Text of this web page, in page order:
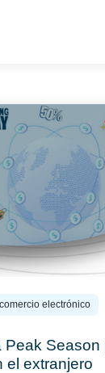
electrónico
Peak Season
el extranjero